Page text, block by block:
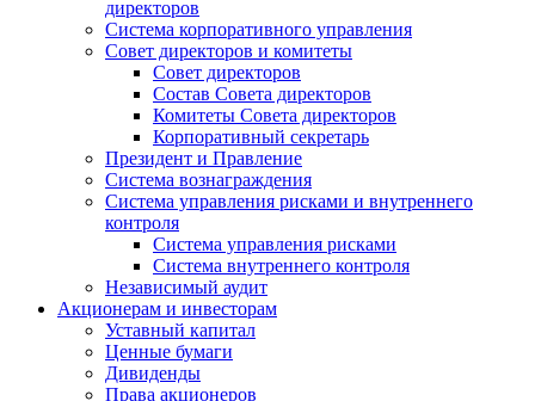
директоров
Система корпоративного управления
Совет директоров и комитеты
Совет директоров
Состав Совета директоров
Комитеты Совета директоров
Корпоративный секретарь
Президент и Правление
Система вознаграждения
Система управления рисками и внутреннего
контроля
Система управления рисками
Система внутреннего контроля
Независимый аудит
Акционерам и инвесторам
Уставный капитал
Ценные бумаги
Дивиденды
Права акционеров